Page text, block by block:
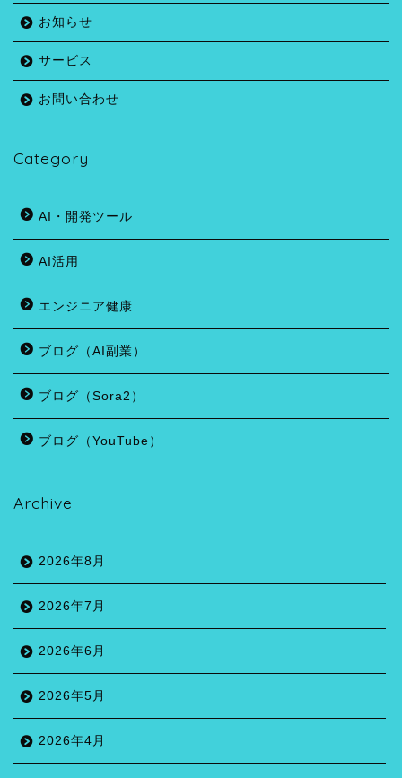
お知らせ
サービス
お問い合わせ
Category
AI・開発ツール
AI活用
エンジニア健康
ブログ（AI副業）
ブログ（Sora2）
ブログ（YouTube）
Archive
2026年8月
2026年7月
2026年6月
2026年5月
2026年4月